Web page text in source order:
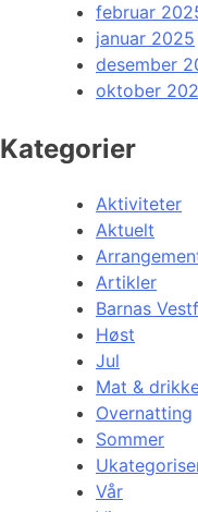
februar
januar 2025
desember
oktober
Kategorier
Aktiviteter
Aktuelt
Artikler
Barnas
Høst
Jul
Mat &
Overnatting
Sommer
Vår